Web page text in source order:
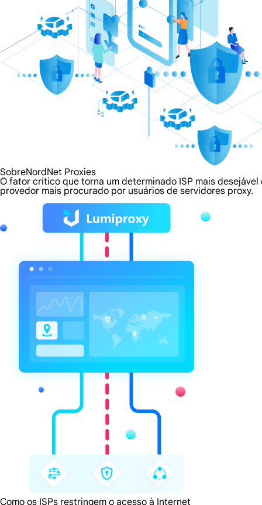
SobreNordNet Proxies
O fator crítico que torna um determinado ISP mais
provedor mais procurado por usuários de servidores proxy.
Como os ISPs restringem o acesso à Internet